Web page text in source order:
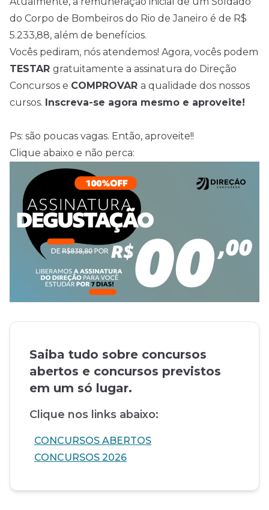
do Corpo de Bombeiros do Rio de Janeiro é de R$
5.233,88, além de benefícios.
Vocês pediram, nós atendemos! Agora, vocês podem
TESTAR gratuitamente a assinatura do Direção
Concursos e COMPROVAR a qualidade dos nossos
cursos. Inscreva-se agora mesmo e aproveite!
Ps: são poucas vagas. Então, aproveite!!
Clique abaixo e não perca:
Saiba tudo sobre concursos
abertos e concursos previstos
em um só lugar.
Clique nos links abaixo:
CONCURSOS ABERTOS
CONCURSOS 2026